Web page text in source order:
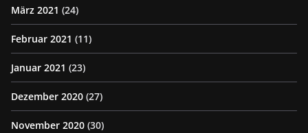
März 2021 (24)
Februar 2021 (11)
Januar 2021 (23)
Dezember 2020 (27)
November 2020 (30)